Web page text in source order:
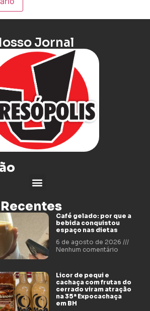
Jornal
Café gelado: por que a
bebida conquistou
espaço nas dietas
6 de agosto de 2026
Nenhum comentário
Licor de pequi e
cachaça com frutas do
cerrado viram atração
na 35ª Expocachaça
em BH